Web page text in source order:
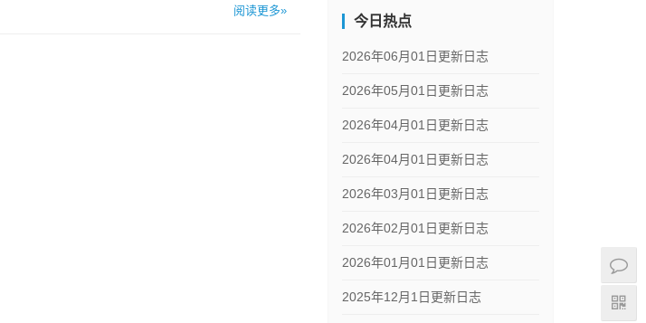
阅读更多»
今日热点
2026年06月01日更新日志
2026年05月01日更新日志
2026年04月01日更新日志
2026年04月01日更新日志
2026年03月01日更新日志
2026年02月01日更新日志
2026年01月01日更新日志
2025年12月1日更新日志